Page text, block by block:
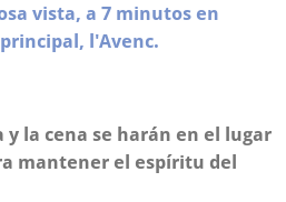
vista, a 7 minutos en
l'Avenc.
y la cena se harán en el lugar
mantener el espíritu del